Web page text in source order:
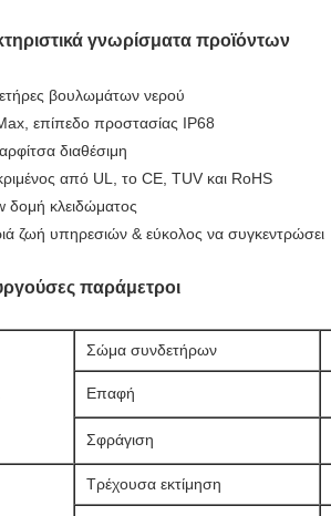
γνωρίσματα προϊόντων
βουλωμάτων νερού
επίπεδο προστασίας IP68
διαθέσιμη
από UL, το CE, TUV και RoHS
δομή κλειδώματος
ζωή υπηρεσιών & εύκολος να συγκεντρώσει
παράμετροι
Σώμα συνδετήρων
Επαφή
Σφράγιση
Τρέχουσα εκτίμηση